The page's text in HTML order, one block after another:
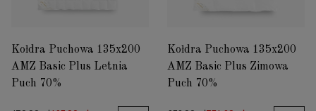
Kołdra Puchowa 135x200
AMZ Basic Plus Letnia
Puch 70%
Kołdra Puchowa 135x200
AMZ Basic Plus Zimowa
Puch 70%